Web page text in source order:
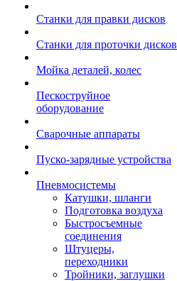
Станки для правки дисков
Станки для проточки дисков
Мойка деталей, колес
Пескоструйное
оборудование
Сварочные аппараты
Пуско-зарядные устройства
Пневмосистемы
Катушки, шланги
Подготовка воздуха
Быстросъемные
соединения
Штуцеры,
переходники
Тройники, заглушки